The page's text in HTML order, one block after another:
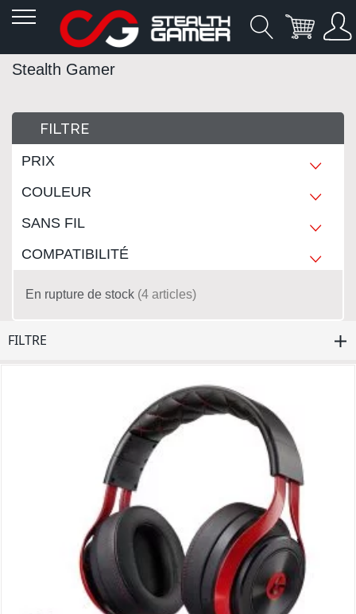
AllezStealth Gamer
FILTRE
FILTRE
PRIX
COULEUR
SANS FIL
COMPATIBILITÉ
En rupture de stock 4 articles